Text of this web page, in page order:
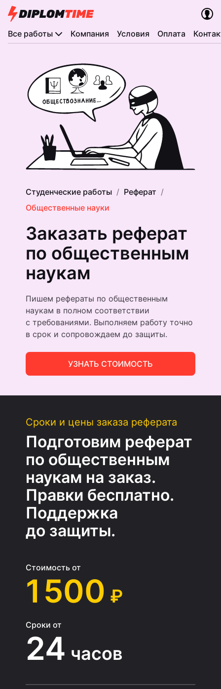
Все работы Компания Условия Оплата
Студенческие работы
Реферат
Общественные науки
Заказать реферат
по общественным
наукам
Пишем рефераты по общественным
наукам в полном соответствии
с требованиями. Выполняем работу точно
в срок и сопровождаем до защиты.
УЗНАТЬ СТОИМОСТЬ
Сроки и цены заказа реферата
Подготовим реферат
по общественным
наукам на заказ.
Правки бесплатно.
Поддержка
до защиты.
Стоимость от
1 500 ₽
Сроки от
24 часов